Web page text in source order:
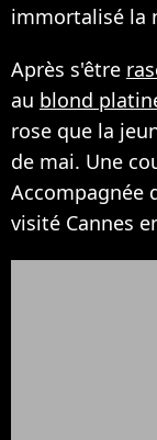
immortalisé la
Après s'être
au blond
rose que la
de mai. Une
Accompagnée
visité Cannes